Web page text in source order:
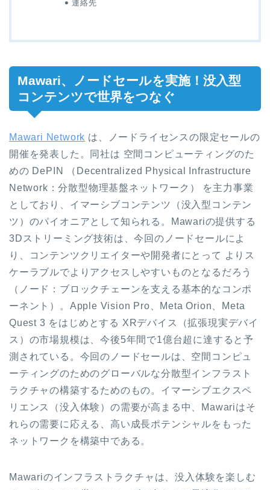
連絡先
Mawari、ノードセールを実施！没入型
コンテンツで世界をつなぐ
Mawari Network は、ノードライセンスの限定セールの
開催を発表した。同社は 空間コンピューティングのた
めの DePIN （Decentralized Physical Infrastructure
Network：分散型物理基盤ネットワーク） を主力事業
としており、イマーシブコンテンツ（没入型コンテン
ツ）のパイオニアとして知られる。Mawariの提供する
3Dストリーミング技術は、今回のノードセールによ
り、コンテンツクリエイターや開発者にとって よりス
ケーラブルでよりアクセスしやすいものとなるだろう
（ノード：ブロックチェーンを支える基本的なコンポ
ーネント）
。Apple Vision Pro、Meta Orion、Meta
Quest 3 をはじめとする XRデバイス（拡張現実デバイ
ス）の市場規模は、今後5年間で1億台超に達すると予
測されている。今回のノードセールは、空間コンピュ
ーティングのためのグローバルな分散型インフラスト
ラクチャの構築するためのもの。イマーシブエクスペ
リエンス（没入体験）の需要が高まる中、Mawariはそ
れらの需要に応える、高い成長ポテンシャルをもった
ネットワークを構築中である。
Mawariのインフラストラクチャは、没入体験を楽しむ